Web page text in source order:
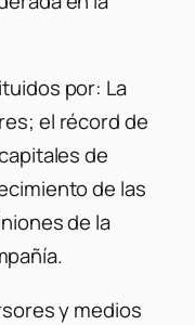
por: La
el récord de
de
de las
de la
y medios